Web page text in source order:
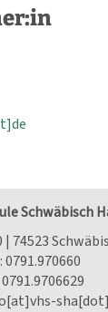
Schwäbisch
74523
0791.970660
0791.9706629